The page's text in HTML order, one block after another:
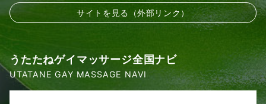
サイトを見る（外部リンク）
うたたねゲイマッサージ全国ナビ
UTATANE GAY MASSAGE NAVI